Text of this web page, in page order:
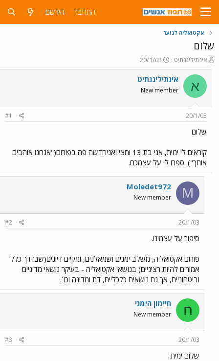
התחבר הירשם
אקטואליה לנוער
שלום
פ
ו
ת
ח
ה
ש
א
אינתיליגנתיט
פ
ו
ר
ם
20/1/03
א אינתיליגנתיט
New member
20/1/03
#1
שלום
קוראים לי ימית, אני בת 13 וחצי ואניחדשה פה בפורום("אנחנו אוהבים
אותך"). ספרו לי על עצמכם.
M
Moledet972
New member
20/1/03
#2
סיפור על עצמינו.
פורום אקטואליה, משלב ימנים ושמאלנים, ומקיים דיונים(שבדרך כלל
אמורים להיות רציניים) בנושאי אקטואליה - בעיקר נושאי מדיניים
וביטחוניים, אך גם נושאים כלכליים, דת ומדינה וכו´.
ח חיימון הימני
New member
20/1/03
#3
שלום ימית